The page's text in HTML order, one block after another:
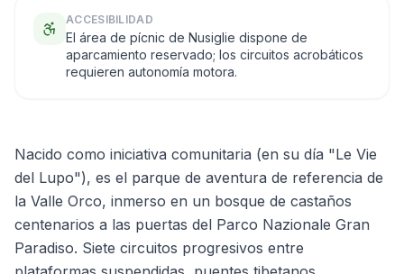
ACCESIBILIDAD
El área de pícnic de Nusiglie dispone de
aparcamiento reservado; los circuitos acrobáticos
requieren autonomía motora.
Nacido como iniciativa comunitaria (en su día "Le Vie
del Lupo"), es el parque de aventura de referencia de
la Valle Orco, inmerso en un bosque de castaños
centenarios a las puertas del Parco Nazionale Gran
Paradiso. Siete circuitos progresivos entre